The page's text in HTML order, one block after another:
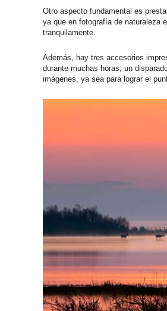
Otro aspecto fundamental es
ya que en fotografía de naturaleza
tranquilamente.
Además, hay tres accesorios
durante muchas horas; un
imágenes, ya sea para lograr el